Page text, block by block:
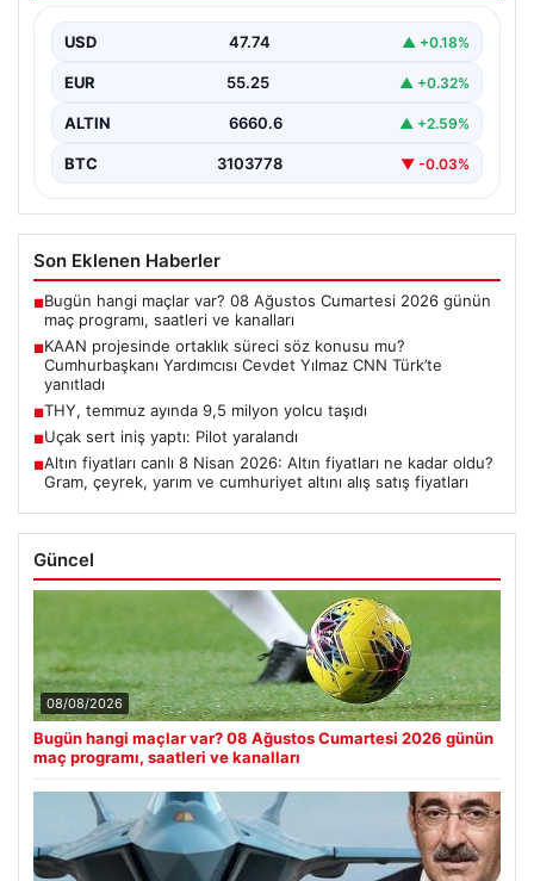
Cumhurbaşkanı Yardımcısı Cevdet Yılmaz, CNN Türk
Ortak…
USD 47.74 ▲ +0.18%
EUR 55.25 ▲ +0.32%
ALTIN 6660.6 ▲ +2.59%
BTC 3103778 ▼ -0.03%
Son Eklenen Haberler
■Bugün hangi maçlar var? 08 Ağustos Cumartesi 2026 günün
maç programı, saatleri ve kanalları
■KAAN projesinde ortaklık süreci söz konusu mu?
Cumhurbaşkanı Yardımcısı Cevdet Yılmaz CNN Türk’te
yanıtladı
■THY, temmuz ayında 9,5 milyon yolcu taşıdı
■Uçak sert iniş yaptı: Pilot yaralandı
■Altın fiyatları canlı 8 Nisan 2026: Altın fiyatları ne kadar oldu?
Gram, çeyrek, yarım ve cumhuriyet altını alış satış fiyatları
Güncel
08/08/2026
Bugün hangi maçlar var? 08 Ağustos Cumartesi 2026 günün
maç programı, saatleri ve kanalları